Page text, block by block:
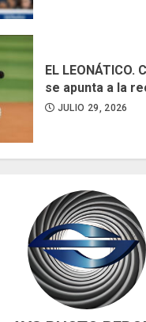
EL
se apunta a la
JULIO 29, 2026